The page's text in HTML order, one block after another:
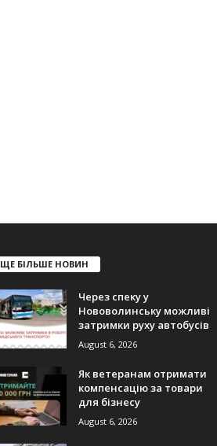
ЩЕ БІЛЬШЕ НОВИН
Через спеку у
Нововолинську можливі
затримки руху автобусів
August 6, 2026
Як ветеранам отримати
компенсацію за товари
для бізнесу
August 6, 2026